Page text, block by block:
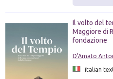
Il volto del
Maggiore di
fondazione
D'Amato
italian